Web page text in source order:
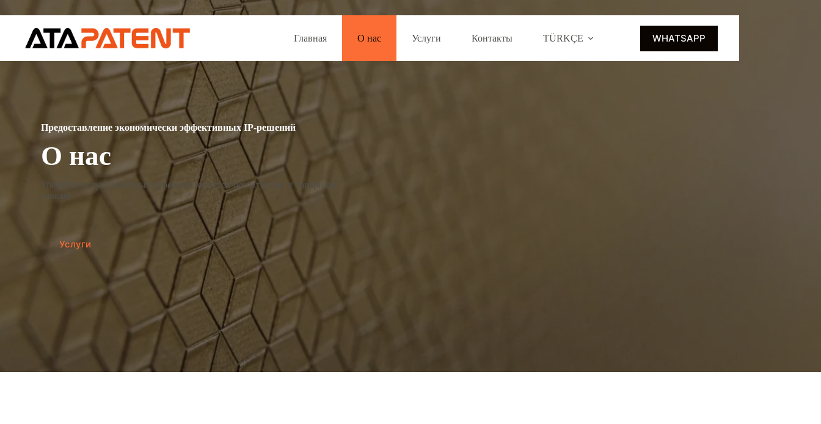
к
Главная
О нас Услуги Контакты TÜRKÇE WHATSAPP
Предоставление экономически эффективных IP-решений
О нас
Требуйте услуги опытных турецких юристов по патентам и товарным
знакам
Услуги